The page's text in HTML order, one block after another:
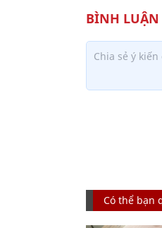
Có thể bạn